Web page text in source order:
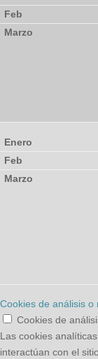
Cookies de análisis o
Cookies de
Las cookies
interactúan con el